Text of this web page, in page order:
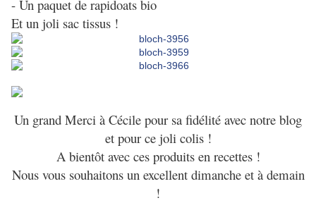
- Un paquet de rapidoats bio
Et un joli sac tissus !
Un grand Merci à Cécile pour sa fidélité avec notre blog
et pour ce joli colis !
A bientôt avec ces produits en recettes !
Nous vous souhaitons un excellent dimanche et à demain
!